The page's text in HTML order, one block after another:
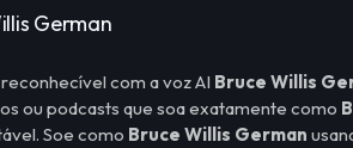
German
com a voz AI Bruce Willis
ou podcasts que soa exatamente como
Soe como Bruce Willis German